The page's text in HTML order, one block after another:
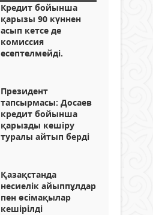
Кредит бойынша
қарызы 90 күннен
асып кетсе де
комиссия
есептелмейді.
Президент
тапсырмасы: Досаев
кредит бойынша
қарызды кешіру
туралы айтып берді
Қазақстанда
несиелік айыппұлдар
пен өсімақылар
кешірілді